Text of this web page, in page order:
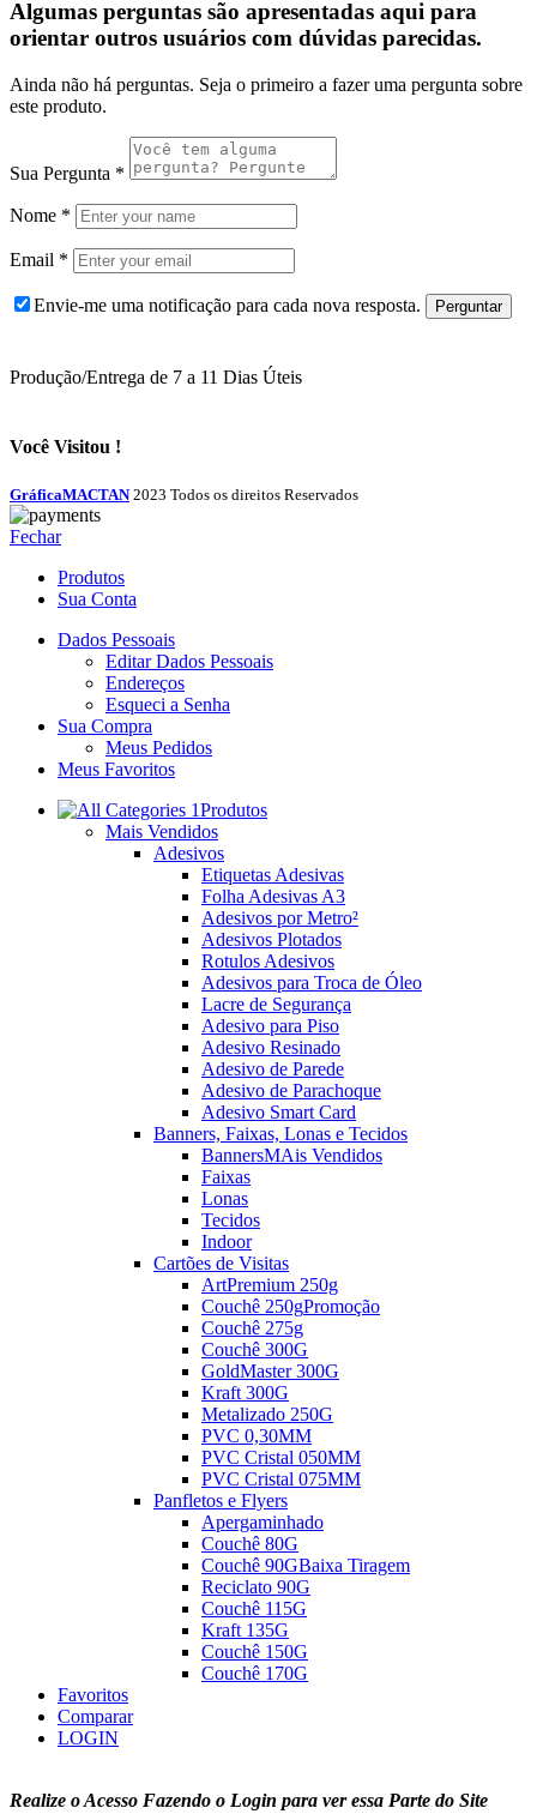
Algumas perguntas são apresentadas aqui para
orientar outros usuários com dúvidas parecidas.
Ainda não há perguntas. Seja o primeiro a fazer uma pergunta sobre
este produto.
Sua Pergunta *
Nome *
Email *
Envie-me uma notificação para cada nova resposta.
Produção/Entrega de 7 a 11 Dias Úteis
Você Visitou !
GráficaMACTAN 2023 Todos os direitos Reservados
Fechar
Produtos
Sua Conta
Dados Pessoais
Editar Dados Pessoais
Endereços
Esqueci a Senha
Sua Compra
Meus Pedidos
Meus Favoritos
Produtos
Mais Vendidos
Adesivos
Etiquetas Adesivas
Folha Adesivas A3
Adesivos por Metro²
Adesivos Plotados
Rotulos Adesivos
Adesivos para Troca de Óleo
Lacre de Segurança
Adesivo para Piso
Adesivo Resinado
Adesivo de Parede
Adesivo de Parachoque
Adesivo Smart Card
Banners, Faixas, Lonas e Tecidos
BannersMAis Vendidos
Faixas
Lonas
Tecidos
Indoor
Cartões de Visitas
ArtPremium 250g
Couchê 250gPromoção
Couchê 275g
Couchê 300G
GoldMaster 300G
Kraft 300G
Metalizado 250G
PVC 0,30MM
PVC Cristal 050MM
PVC Cristal 075MM
Panfletos e Flyers
Apergaminhado
Couchê 80G
Couchê 90GBaixa Tiragem
Reciclato 90G
Couchê 115G
Kraft 135G
Couchê 150G
Couchê 170G
Favoritos
Comparar
LOGIN
Realize o Acesso Fazendo o Login para ver essa Parte do Site